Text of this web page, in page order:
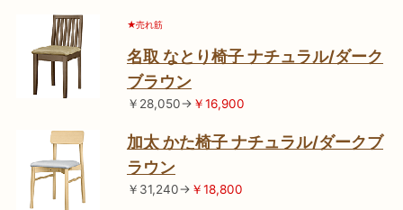
★売れ筋
名取 なとり椅子 ナチュラル/ダーク
ブラウン
￥28,050→ ￥16,900
加太 かた椅子 ナチュラル/ダークブ
ラウン
￥31,240→ ￥18,800